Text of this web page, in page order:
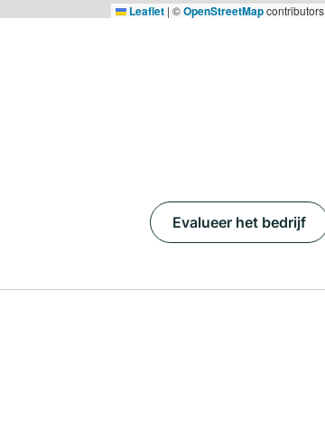
Leaflet | ©OpenStreetMapcontributors
Evalueer het bedrijf